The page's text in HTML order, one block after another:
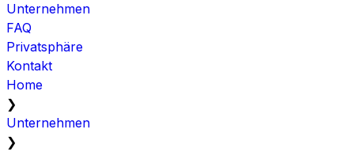
Unternehmen
FAQ
Privatsphäre
Kontakt
Home
❯
Unternehmen
❯